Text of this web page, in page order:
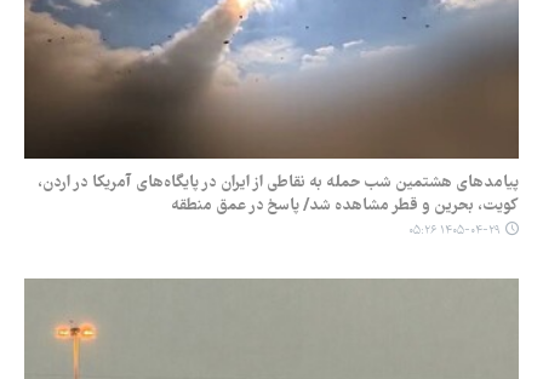
پیامدهای هشتمین شب حمله به نقاطی از ایران در پایگاه‌های آمریکا در اردن،
کویت، بحرین و قطر مشاهده شد/ پاسخ در عمق منطقه
۱۴۰۵-۰۴-۲۹ ۰۵:۲۶